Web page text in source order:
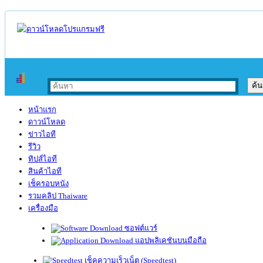
หน้าแรก
ดาวน์โหลด
ข่าวไอที
รีวิว
ทิปส์ไอที
สินค้าไอที
เช็ครอบหนัง
รวมคลิป Thaiware
เครื่องมือ
ซอฟต์แวร์
แอปพลิเคชันบนมือถือ
เช็คความเร็วเน็ต (Speedtest)